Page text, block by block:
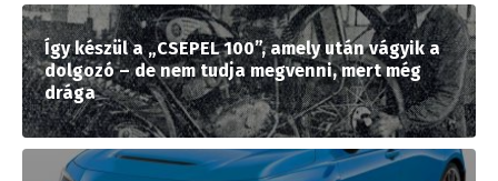
Így készül a „CSEPEL 100”, amely után vágyik a
dolgozó – de nem tudja megvenni, mert még
drága